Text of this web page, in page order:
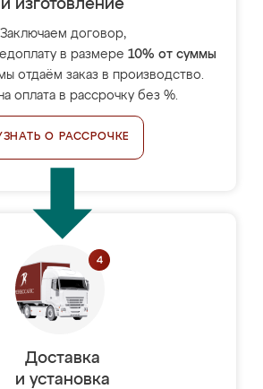
и изготовление
Заключаем договор,
в размере 10% от суммы
отдаём заказ в производство.
оплата в рассрочку без %.
О РАССРОЧКЕ
Доставка
и установка